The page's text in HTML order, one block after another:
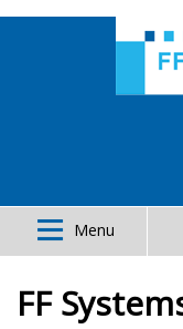
Menu
FF